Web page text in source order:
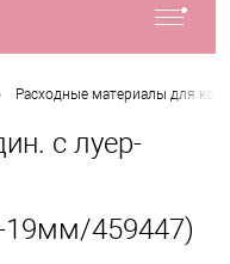
Расходные материалы для
с луер-
19мм/459447)